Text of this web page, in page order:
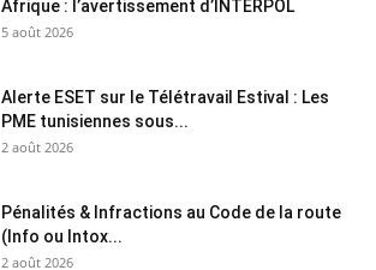
Afrique : l’avertissement d’INTERPOL
5 août 2026
Alerte ESET sur le Télétravail Estival : Les
PME tunisiennes sous...
2 août 2026
Pénalités & Infractions au Code de la route
(Info ou Intox...
2 août 2026